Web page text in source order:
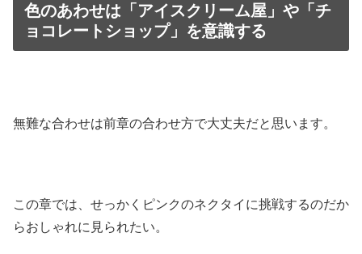
色のあわせは「アイスクリーム屋」や「チ
ョコレートショップ」を意識する
無難な合わせは前章の合わせ方で大丈夫だと思います。
この章では、せっかくピンクのネクタイに挑戦するのだか
らおしゃれに見られたい。